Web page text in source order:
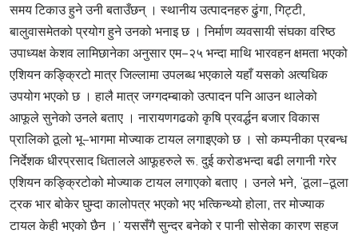
समय टिकाउ हुने उनी बताउँछन् । स्थानीय उत्पादनहरु ढुंगा, गिट्टी,
बालुवासमेतको प्रयोग हुने उनको भनाइ छ । निर्माण व्यवसायी संघका वरिष्ठ
उपाध्यक्ष केशव लामिछानेका अनुसार एम–२५ भन्दा माथि भारवहन क्षमता भएको
एशियन कङ्क्रिटो मात्र जिल्लामा उपलब्ध भएकाले यहाँ यसको अत्यधिक
उपयोग भएको छ । हालै मात्र जग्गदम्बाको उत्पादन पनि आउन थालेको
आफूले सुनेको उनले बताए । नारायणगढको कृषि प्रवर्द्धन बजार विकास
प्रालिको ठूलो भू–भागमा मोज्याक टायल लगाइएको छ । सो कम्पनीका प्रबन्ध
निर्देशक धीरप्रसाद धितालले आफूहरुले रू. दुई करोडभन्दा बढी लगानी गरेर
एशियन कङ्क्रिटोको मोज्याक टायल लगाएको बताए । उनले भने, ‘ठूला–ठूला
ट्रक भार बोकेर घुम्दा कालोपत्र भएको भए भत्किन्थ्यो होला, तर मोज्याक
टायल केही भएको छैन ।’ यससँगै सुन्दर बनेको र पानी सोसेका कारण सहज